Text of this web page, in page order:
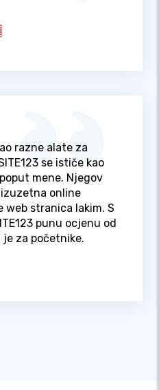
razne alate za
se ističe kao
mene. Njegov
online
web stranica lakim. S
punu ocjenu od
za početnike.